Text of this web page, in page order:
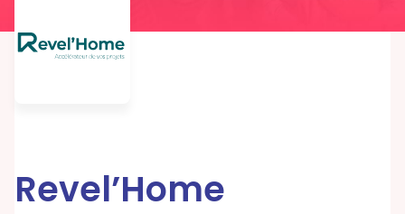
Partenariats &
Revel’Home